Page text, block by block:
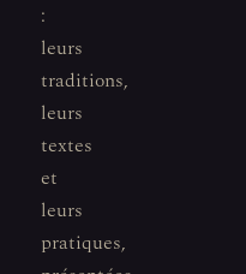
:
leurs
traditions,
leurs
textes
et
leurs
pratiques,